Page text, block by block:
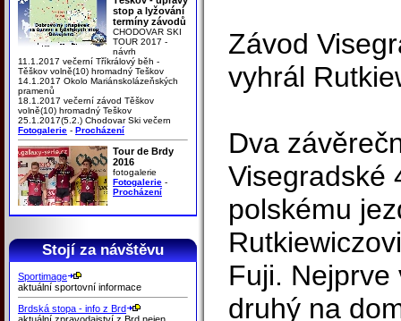
stop a lyžování
termíny závodů
CHODOVAR SKI
TOUR 2017 -
návrh
11.1.2017 večerní Tříkrálový běh -
Těškov volně(10) hromadný Teškov
14.1.2017 Okolo Mariánskolázeňských
pramenů
18.1.2017 večerní závod Těškov
volně(10) hromadný Teškov
25.1.2017(5.2.) Chodovar Ski večern
Fotogalerie - Procházení
Tour de Brdy
2016
fotogalerie
Fotogalerie -
Procházení
Stojí za návštěvu
Sportimage
aktuální sportovní informace
Brdská stopa - info z Brd
Závod
vyhrál
Dva
Visegradské
polskému
Fuji. Nejprve
druhý na